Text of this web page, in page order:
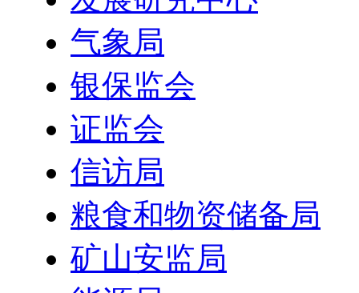
气象局
银保监会
证监会
信访局
粮食和物资储备局
矿山安监局